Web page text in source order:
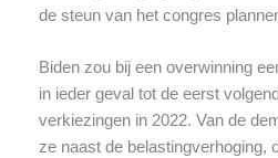
de steun van het congres
Biden zou bij een overwinning
in ieder geval tot de eerst
verkiezingen in 2022. Van de
ze naast de belastingverhoging,